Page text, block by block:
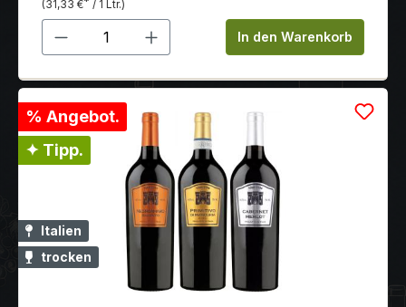
(31,33 € / 1 Ltr.)
Produkt Anzahl: Gib denIn den Warenkorb
% Angebot.
✦ Tipp.
Italien
trocken